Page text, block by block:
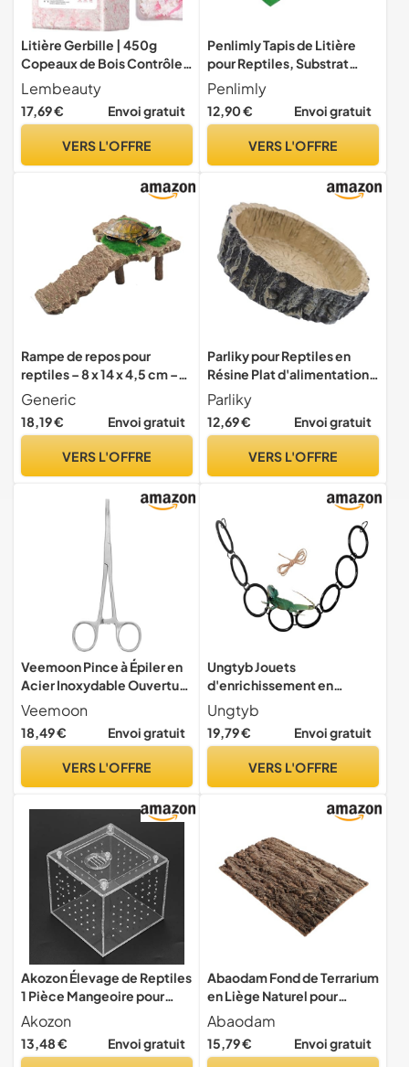
Litière Gerbille | 450g
Copeaux de Bois Contrôle
des Odeurs,Litière Hamster
et Souris - pour Furet
Animaux de Compagnie
et de Sommeil Hérisson
Lembeauty
17,69 € Envoi gratuit
VERS L'OFFRE
Penlimly Tapis de Litière
pour Reptiles, Substrat
Terrarium Reptile, Tapis de
Cage pour Lézard,
Camelon, Tortues, Serpent,
Fournitures pour Reptiles
Penlimly
12,90 € Envoi gratuit
VERS L'OFFRE
Rampe de repos pour
reptiles – 8 x 14 x 4,5 cm –
Tapis de repos antidérapant
Terrapin grenouille lézard
terrasse, accessoire de
pour reptiles | Fournitures
Generic
18,19 € Envoi gratuit
VERS L'OFFRE
Parliky pour Reptiles en
Résine Plat d'alimentation
de Souche d'arbre
Récipient pour Tortue
Lézard Gecko Fournitures
Appropriée Facile à
Parliky
12,69 € Envoi gratuit
VERS L'OFFRE
Veemoon Pince à Épiler en
Acier Inoxydable Ouverture
Triangulaire, Outil
d'alimentation pour
Reptiles, Fournitures pour
pour Nourrir Les Reptiles en
Veemoon
18,49 € Envoi gratuit
VERS L'OFFRE
Ungtyb Jouets
d'enrichissement en
Serpent, Anneaux de
Serpent de maïs,
Fournitures pour Reptiles,
Design interactif Durable,
pour Salon, Chambre à
Ungtyb
19,79 € Envoi gratuit
VERS L'OFFRE
Akozon Élevage de Reptiles
1 Pièce Mangeoire pour
Terrarium de Reptiles
Serpents élevage de
Lézards Fournitures pour
Akozon
13,48 € Envoi gratuit
Abaodam Fond de Terrarium
en Liège Naturel pour
Reptiles, Décoration
Légère en Bois Simple et
Élégante, Non Polluante
Abaodam
15,79 € Envoi gratuit